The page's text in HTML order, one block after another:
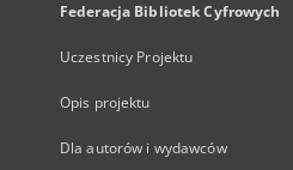
Federacja Bibliotek Cyfrowych
Uczestnicy Projektu
Opis projektu
Dla autorów i wydawców